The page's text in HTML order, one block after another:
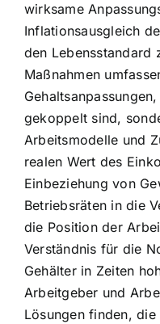
wirksame
Inflationsausgleich
den Lebensstandard
Maßnahmen
gekoppelt sind,
Arbeitsmodelle und
realen Wert des
Einbeziehung von
Betriebsräten in die
die Position der
Verständnis für die
Gehälter in Zeiten
Arbeitgeber und
Lösungen finden,